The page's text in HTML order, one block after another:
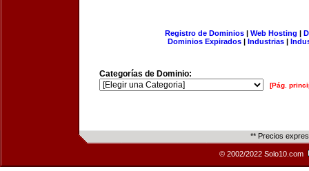
Registro de Dominios| Web Hosting |
Dominios Expirados | Industrias |
Categorías de Dominio:
[Pág.
** Precios
© 2002/2022 Solo10.com